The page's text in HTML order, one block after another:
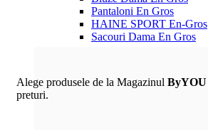
Pantaloni En Gros
HAINE SPORT En-Gros
Sacouri Dama En Gros
Alege produsele de la Magazinul ByYOU
preturi.